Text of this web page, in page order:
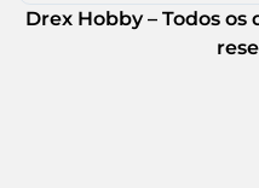
Drex Hobby – Todos